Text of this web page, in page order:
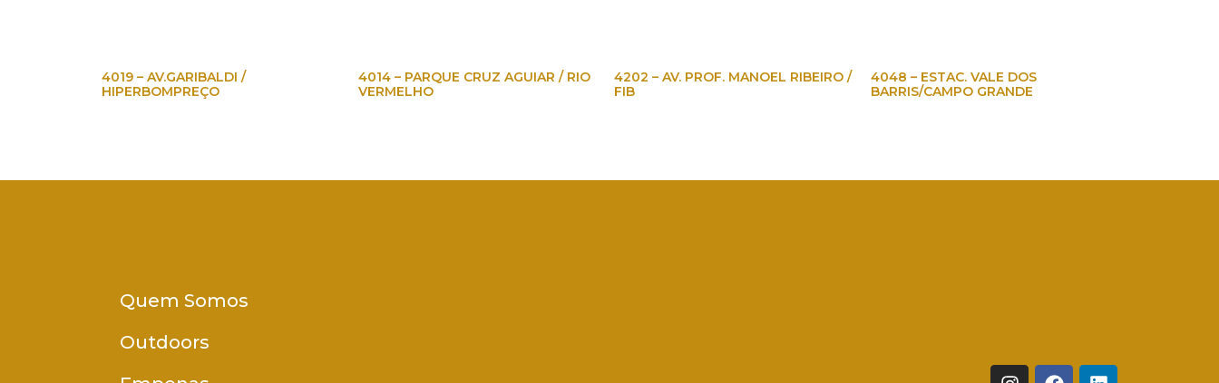
4019 – AV.GARIBALDI /
HIPERBOMPREÇO
4014 – PARQUE CRUZ AGUIAR / RIO
VERMELHO
4202 – AV. PROF. MANOEL RIBEIRO /
FIB
4048 – ESTAC. VALE DOS
BARRIS/CAMPO GRANDE
Quem Somos
Outdoors